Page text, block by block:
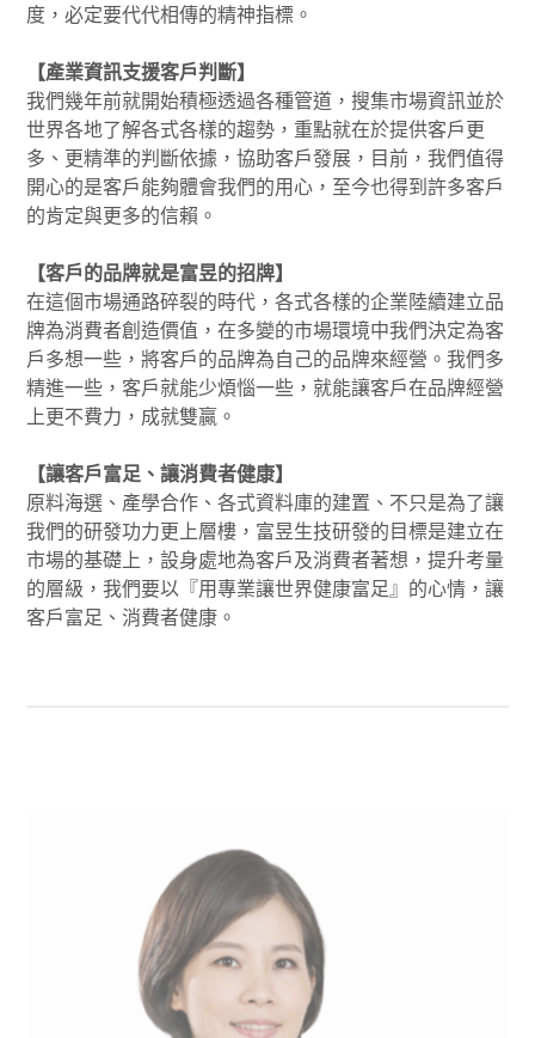
度，必定要代代相傳的精神指標。
【產業資訊支援客戶判斷】
我們幾年前就開始積極透過各種管道，搜集市場資訊並於
世界各地了解各式各樣的趨勢，重點就在於提供客戶更
多、更精準的判斷依據，協助客戶發展，目前，我們值得
開心的是客戶能夠體會我們的用心，至今也得到許多客戶
的肯定與更多的信賴。
【客戶的品牌就是富昱的招牌】
在這個市場通路碎裂的時代，各式各樣的企業陸續建立品
牌為消費者創造價值，在多變的市場環境中我們決定為客
戶多想一些，將客戶的品牌為自己的品牌來經營。我們多
精進一些，客戶就能少煩惱一些，就能讓客戶在品牌經營
上更不費力，成就雙贏。
【讓客戶富足、讓消費者健康】
原料海選、產學合作、各式資料庫的建置、不只是為了讓
我們的研發功力更上層樓，富昱生技研發的目標是建立在
市場的基礎上，設身處地為客戶及消費者著想，提升考量
的層級，我們要以『用專業讓世界健康富足』的心情，讓
客戶富足、消費者健康。